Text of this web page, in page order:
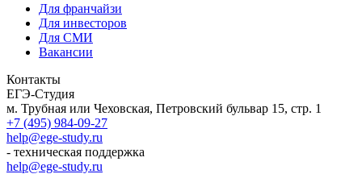
Для франчайзи
Для инвесторов
Для СМИ
Вакансии
Контакты
ЕГЭ-Студия
м. Трубная или Чеховская, Петровский бульвар 15, стр. 1
+7 (495) 984-09-27
help@ege-study.ru
- техническая поддержка
help@ege-study.ru